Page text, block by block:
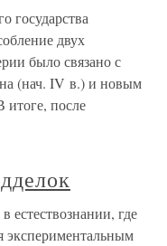
государства
двух
было связано с
(нач. IV в.) и новым
после
естествознании, где
экспериментальным